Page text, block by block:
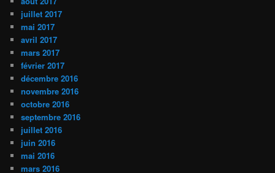
juillet 2017
mai 2017
avril 2017
mars 2017
février 2017
décembre 2016
novembre 2016
octobre 2016
septembre 2016
juillet 2016
juin 2016
mai 2016
mars 2016